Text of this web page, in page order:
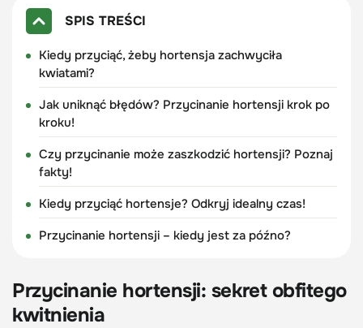
SPIS TREŚCI
Kiedy przyciąć, żeby hortensja zachwyciła
kwiatami?
Jak uniknąć błędów? Przycinanie hortensji krok po
kroku!
Czy przycinanie może zaszkodzić hortensji? Poznaj
fakty!
Kiedy przyciąć hortensje? Odkryj idealny czas!
Przycinanie hortensji – kiedy jest za późno?
Przycinanie hortensji: sekret obfitego
kwitnienia